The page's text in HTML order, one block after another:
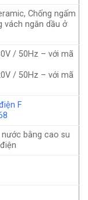
Chống ngấm
vách ngăn dầu ở
/ 50Hz – với mã
/ 50Hz – với mã
F
nước bằng cao su